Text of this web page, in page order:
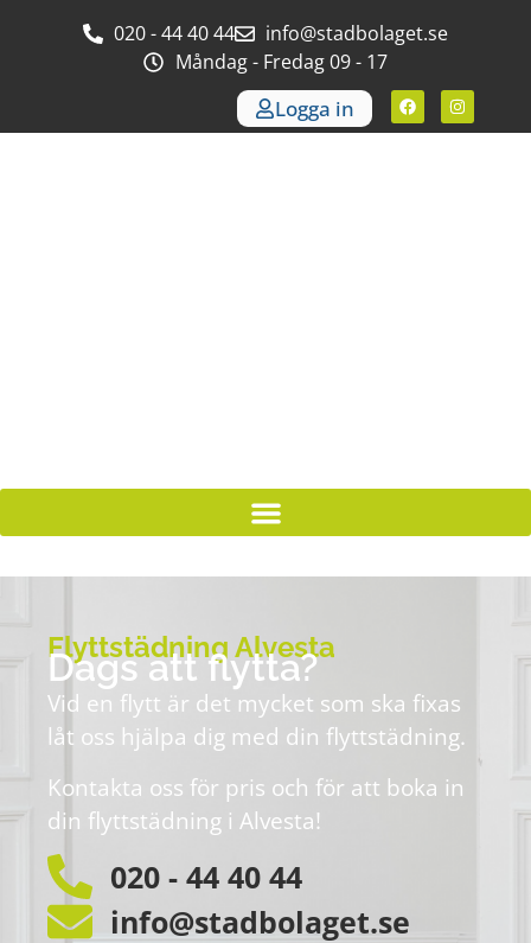
020 - 44 40 44
info@stadbolaget.se
Måndag - Fredag 09 - 17
Logga in
Flyttstädning Alvesta
Dags att flytta?
Vid en flytt är det mycket som ska fixas
låt oss hjälpa dig med din flyttstädning.
Kontakta oss för pris och för att boka in
din flyttstädning i Alvesta!
020 - 44 40 44
info@stadbolaget.se